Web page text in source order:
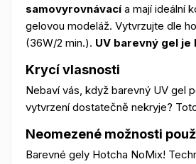
samovyrovnávací a mají ideální
gelovou modeláž. Vytvrzujte dle
(36W/2 min.). UV barevný gel
Krycí vlasnosti
Nebaví vás, když barevný UV gel
vytvrzení dostatečně nekryje?
Neomezené možnosti
Barevné gely Hotcha NoMix!